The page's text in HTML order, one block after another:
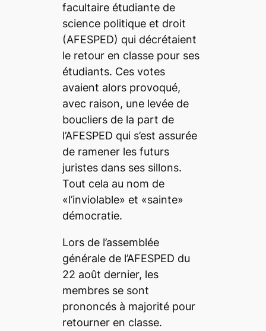
facultaire étudiante de
science politique et droit
(AFESPED) qui décrétaient
le retour en classe pour ses
étudiants. Ces votes
avaient alors provoqué,
avec raison, une levée de
boucliers de la part de
l’AFESPED qui s’est assurée
de ramener les futurs
juristes dans ses sillons.
Tout cela au nom de
«l’inviolable» et «sainte»
démocratie.
Lors de l’assemblée
générale de l’AFESPED du
22 août dernier, les
membres se sont
prononcés à majorité pour
retourner en classe.